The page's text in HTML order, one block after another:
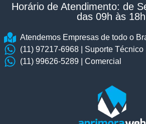
Horário de Atendimento: de
das 09h às
Atendemos Empresas de todo o
(11) 97217-6968 | Suporte Técnico
(11) 99626-5289 | Comercial